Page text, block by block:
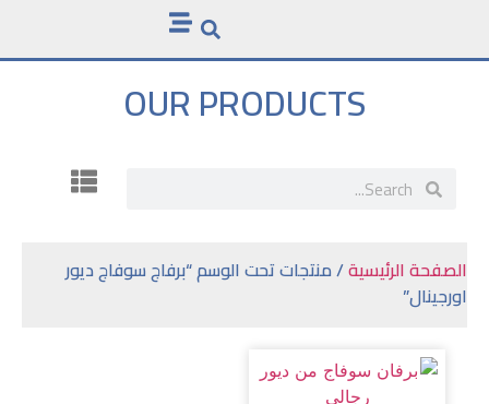
OUR PRODUCTS
الصفحة الرئيسية/ منتجات تحت الوسم “برفاج سوفاج ديور
اورجينال”